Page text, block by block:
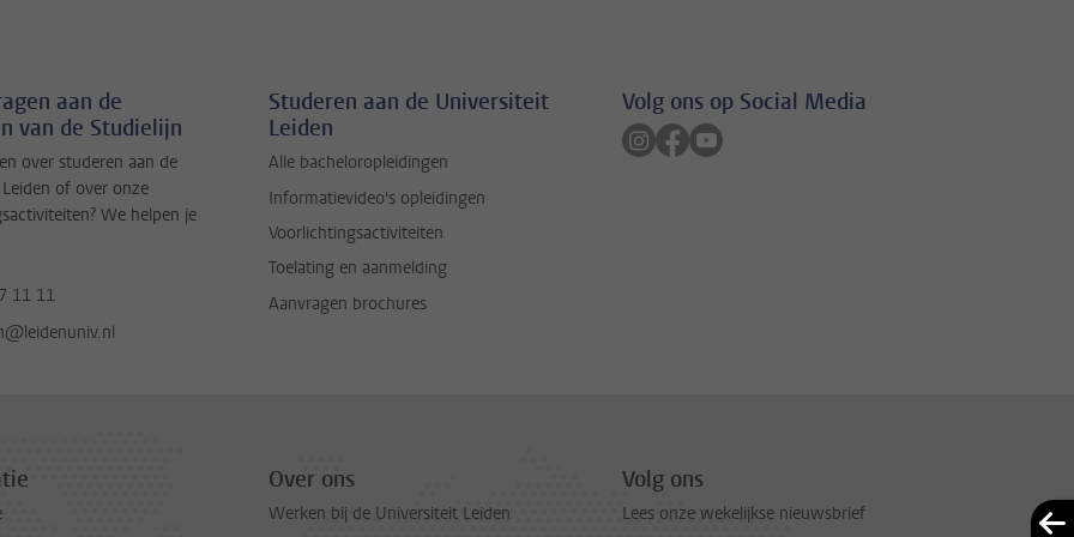
aan de
van de Studielijn
over studeren aan de
of over onze
We helpen je
11 11
Studeren aan de Universiteit
Leiden
Alle bacheloropleidingen
Informatievideo's opleidingen
Voorlichtingsactiviteiten
Toelating en aanmelding
Aanvragen brochures
Volg ons op Social Media
Volg ons op instagram
Volg ons op facebook
Volg ons op youtube
Over ons
Werken bij de Universiteit Leiden
Volg ons
Lees onze wekelijkse nieuwsbrief